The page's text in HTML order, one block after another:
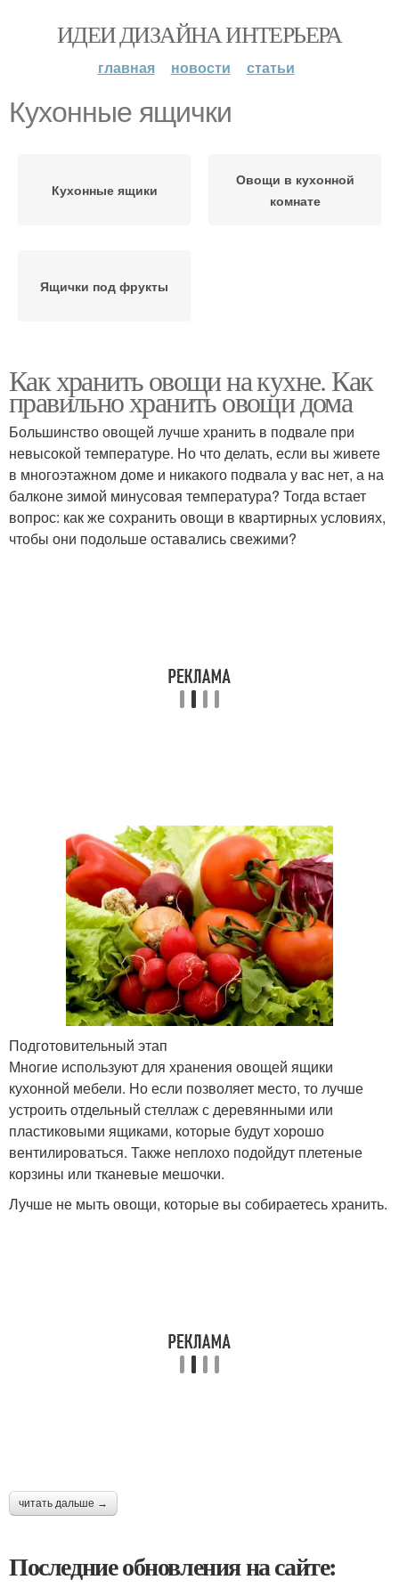
ИДЕИ ДИЗАЙНА ИНТЕРЬЕРА
главная новости статьи
Кухонные ящички
Кухонные ящики
Овощи в кухонной
комнате
Ящички под фрукты
Как хранить овощи на кухне. Как
правильно хранить овощи дома
Большинство овощей лучше хранить в подвале при
невысокой температуре. Но что делать, если вы живете
в многоэтажном доме и никакого подвала у вас нет, а на
балконе зимой минусовая температура? Тогда встает
вопрос: как же сохранить овощи в квартирных условиях,
чтобы они подольше оставались свежими?
Подготовительный этап
Многие используют для хранения овощей ящики
кухонной мебели. Но если позволяет место, то лучше
устроить отдельный стеллаж с деревянными или
пластиковыми ящиками, которые будут хорошо
вентилироваться. Также неплохо подойдут плетеные
корзины или тканевые мешочки.
Лучше не мыть овощи, которые вы собираетесь хранить.
читать дальше →
Последние обновления на сайте: